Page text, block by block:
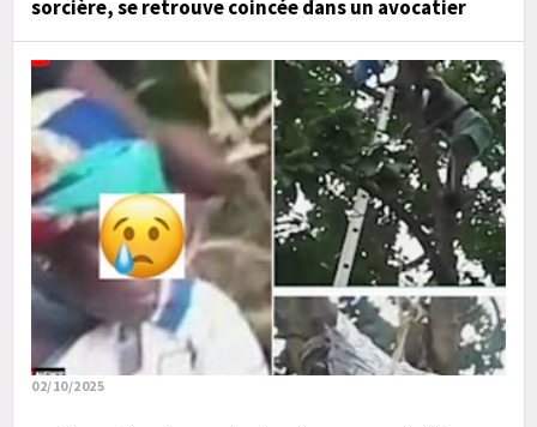
sorcière, se retrouve coincée dans un avocatier
02/10/2025